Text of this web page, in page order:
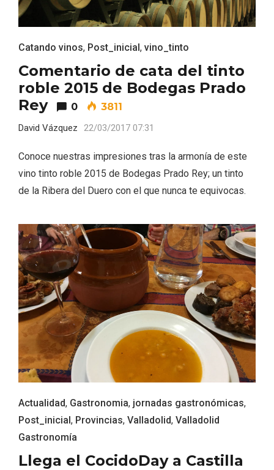
Catando vinos, Post_inicial, vino_tinto
Comentario de cata del tinto
roble 2015 de Bodegas Prado
Rey
0 3811
David Vázquez 22/03/2017 07:31
Conoce nuestras impresiones tras la armonía de este
vino tinto roble 2015 de Bodegas Prado Rey; un tinto
de la Ribera del Duero con el que nunca te equivocas.
Actualidad, Gastronomia, jornadas gastronómicas,
Post_inicial, Provincias, Valladolid, Valladolid
Gastronomía
Llega el CocidoDay a Castilla